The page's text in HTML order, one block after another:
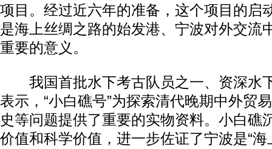
项目。经过近六年的准备，这个项目的启
是海上丝绸之路的始发港、宁波对外交流
重要的意义。
我国首批水下考古队员之一、资深水
表示，“小白礁号”为探索清代晚期中外贸
史等问题提供了重要的实物资料。小白礁
价值和科学价值，进一步佐证了宁波是“海